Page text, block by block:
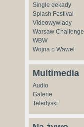
Single dekady
Splash Festival
Videowywiady
Warsaw Challenge
WBW
Wojna o Wawel
Multimedia
Audio
Galerie
Teledyski